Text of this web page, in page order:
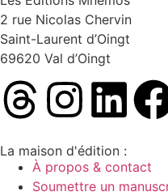
2 rue Nicolas Chervin
Saint-Laurent d’Oingt
69620 Val d’Oingt
La maison d'édition :
À propos & contact
Soumettre un